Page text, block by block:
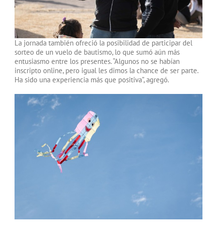
La jornada también ofreció la posibilidad de participar del
sorteo de un vuelo de bautismo, lo que sumó aún más
entusiasmo entre los presentes. “Algunos no se habían
inscripto online, pero igual les dimos la chance de ser parte.
Ha sido una experiencia más que positiva”, agregó.